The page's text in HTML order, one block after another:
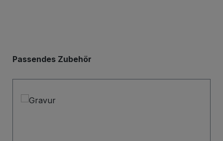
Produktgalerie überspringen
Passendes Zubehör